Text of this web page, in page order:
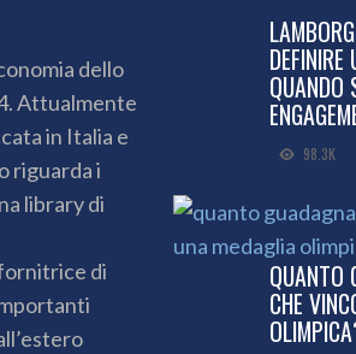
dello
Attualmente
in Italia e
riguarda i
library di
di
QUANDO
98.3K
QUANTO
CHE